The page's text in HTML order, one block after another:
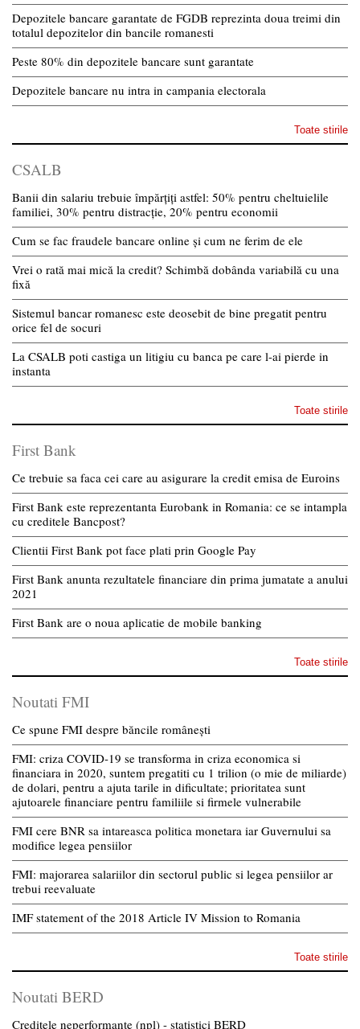
Depozitele bancare garantate de FGDB reprezinta doua treimi din
totalul depozitelor din bancile romanesti
Peste 80% din depozitele bancare sunt garantate
Depozitele bancare nu intra in campania electorala
Toate stirile
CSALB
Banii din salariu trebuie împărțiți astfel: 50% pentru cheltuielile
familiei, 30% pentru distracție, 20% pentru economii
Cum se fac fraudele bancare online și cum ne ferim de ele
Vrei o rată mai mică la credit? Schimbă dobânda variabilă cu una
fixă
Sistemul bancar romanesc este deosebit de bine pregatit pentru
orice fel de socuri
La CSALB poti castiga un litigiu cu banca pe care l-ai pierde in
instanta
Toate stirile
First Bank
Ce trebuie sa faca cei care au asigurare la credit emisa de Euroins
First Bank este reprezentanta Eurobank in Romania: ce se intampla
cu creditele Bancpost?
Clientii First Bank pot face plati prin Google Pay
First Bank anunta rezultatele financiare din prima jumatate a anului
2021
First Bank are o noua aplicatie de mobile banking
Toate stirile
Noutati FMI
Ce spune FMI despre băncile românești
FMI: criza COVID-19 se transforma in criza economica si
financiara in 2020, suntem pregatiti cu 1 trilion (o mie de miliarde)
de dolari, pentru a ajuta tarile in dificultate; prioritatea sunt
ajutoarele financiare pentru familiile si firmele vulnerabile
FMI cere BNR sa intareasca politica monetara iar Guvernului sa
modifice legea pensiilor
FMI: majorarea salariilor din sectorul public si legea pensiilor ar
trebui reevaluate
IMF statement of the 2018 Article IV Mission to Romania
Toate stirile
Noutati BERD
Creditele neperformante (npl) - statistici BERD